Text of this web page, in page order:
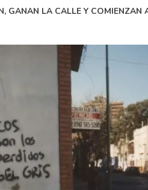
GANAN LA CALLE Y COMIENZAN